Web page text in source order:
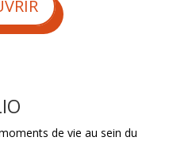
de vie au sein du